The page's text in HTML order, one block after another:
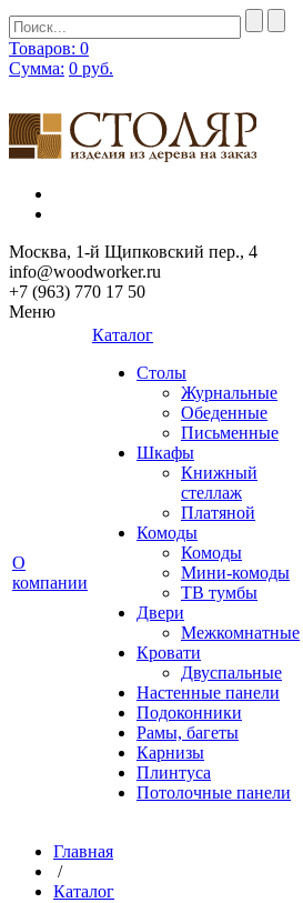
Товаров: 0
Сумма: 0 руб.
Москва, 1-й Щипковский пер., 4
info@woodworker.ru
+7 (963) 770 17 50
Меню
О
компании
Каталог
Столы
Журнальные
Обеденные
Письменные
Шкафы
Книжный
стеллаж
Платяной
Комоды
Комоды
Мини-комоды
ТВ тумбы
Двери
Межкомнатные
Кровати
Двуспальные
Настенные панели
Подоконники
Рамы, багеты
Карнизы
Плинтуса
Потолочные панели
Главная
/
Каталог